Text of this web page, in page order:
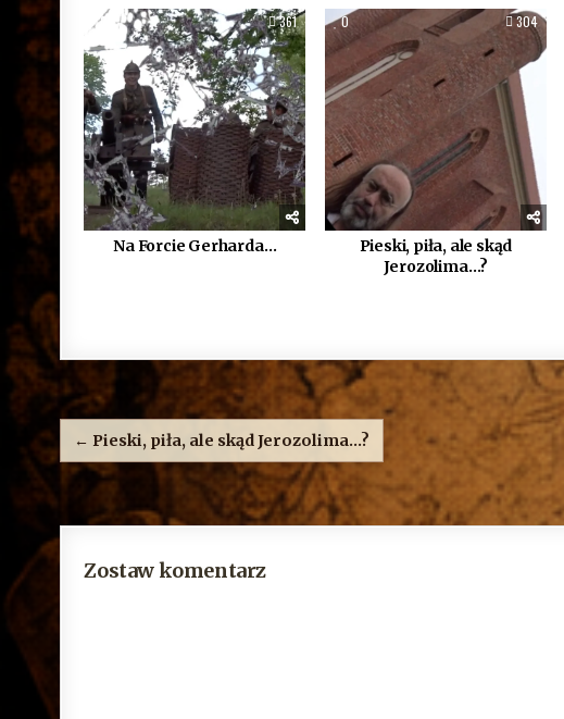
0 361
Na Forcie Gerharda…
0 304
Pieski, piła, ale skąd
Jerozolima…?
Nawigacja
wpisu
← Pieski, piła, ale skąd Jerozolima…?
Zostaw komentarz